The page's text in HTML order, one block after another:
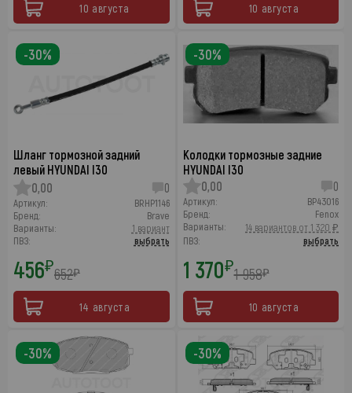
10 августа 10 августа
Шланг тормозной задний
левый HYUNDAI I30
0,00
0
Артикул:
BRHP1146
Бренд:
Brave
Варианты:
1 вариант
ПВЗ:
выбрать
456₽652₽
14 августа
-30%
Колодки тормозные задние
HYUNDAI I30
0,00
0
Артикул:
BP43016
Бренд:
Fenox
Варианты:
14 вариантов от 1 320 ₽
ПВЗ:
выбрать
1 370₽1 958₽
10 августа
-30%
-30% -30%